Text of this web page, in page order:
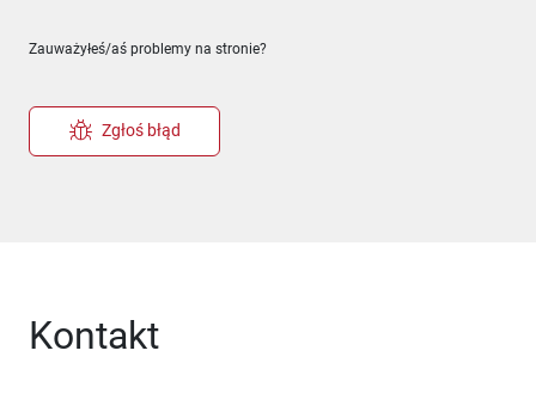
Zauważyłeś/aś problemy na stronie?
Zgłoś błąd
Kontakt